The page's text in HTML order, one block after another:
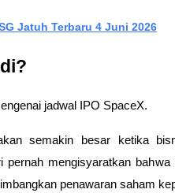
Jatuh Terbaru 4 Juni 2026
jadwal IPO SpaceX.
semakin besar ketika
mengisyaratkan
penawaran saham